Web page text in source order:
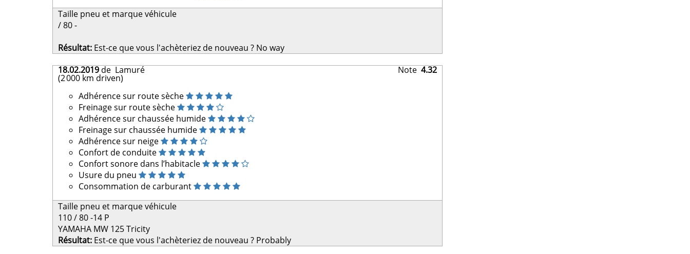
Taille pneu et marque véhicule
/ 80 -
Résultat: Est-ce que vous l'achèteriez de nouveau ? No way
18.02.2019de Lamuré Note4.32
(2 000 km driven)
Adhérence sur route sèche
Freinage sur route sèche
Adhérence sur chaussée humide
Freinage sur chaussée humide
Adhérence sur neige
Confort de conduite
Confort sonore dans l’habitacle
Usure du pneu
Consommation de carburant
Taille pneu et marque véhicule
110 / 80 -14 P
YAMAHA MW 125 Tricity
Résultat: Est-ce que vous l'achèteriez de nouveau ? Probably